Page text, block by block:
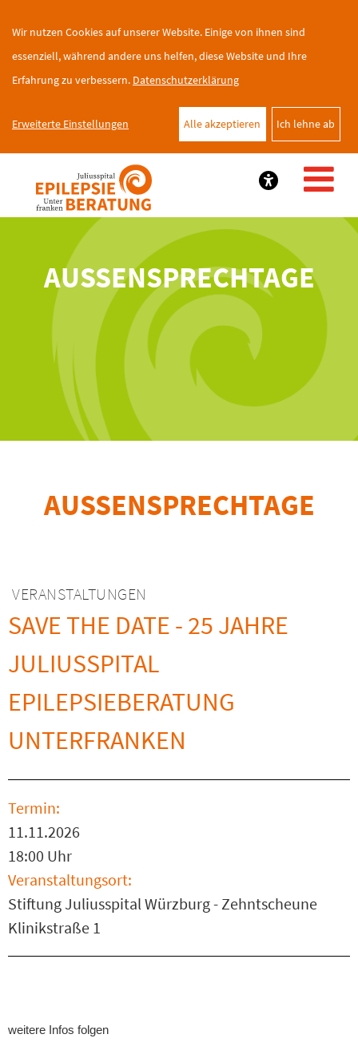
Wir nutzen Cookies auf unserer Website. Einige von ihnen sind
essenziell, während andere uns helfen, diese Website und Ihre
Erfahrung zu verbessern. Datenschutzerklärung
Erweiterte Einstellungen Ich lehne ab
Alle akzeptieren
AUSSENSPRECHTAGE
AUSSENSPRECHTAGE
VERANSTALTUNGEN
SAVE THE DATE - 25 JAHRE
JULIUSSPITAL
EPILEPSIEBERATUNG
UNTERFRANKEN
Termin:
11.11.2026
18:00 Uhr
Veranstaltungsort:
Stiftung Juliusspital Würzburg - Zehntscheune
Klinikstraße 1
weitere Infos folgen